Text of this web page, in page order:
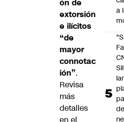
ón de
extorsión
e ilícitos
“de
mayor
connotac
ión”.
Revisa
más
detalles
a
SII